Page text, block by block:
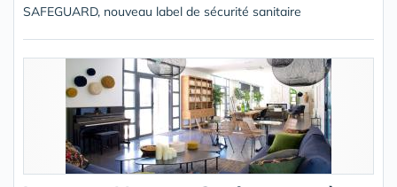
SAFEGUARD, nouveau label de sécurité sanitaire